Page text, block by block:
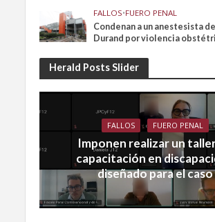
FALLOS•FUERO PENAL
Condenan a un anestesista
Durand por violencia
Herald Posts Slider
FALLOS FUERO PENAL
Imponen realizar un
capacitación en
diseñado para el caso